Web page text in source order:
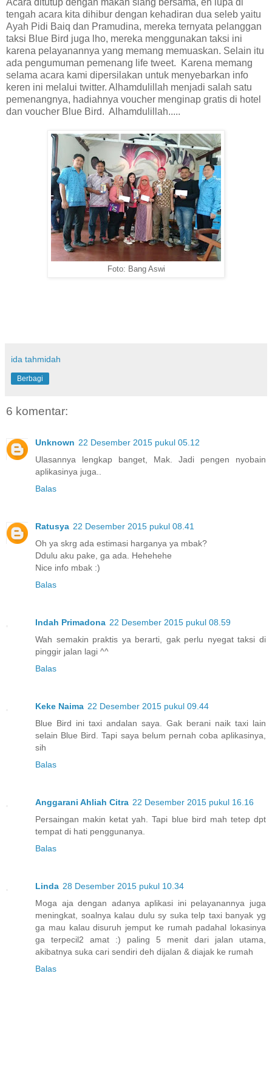
tengah acara kita dihibur dengan kehadiran dua seleb yaitu
Ayah Pidi Baiq dan Pramudina, mereka ternyata pelanggan
taksi Blue Bird juga lho, mereka menggunakan taksi ini
karena pelayanannya yang memang memuaskan. Selain itu
ada pengumuman pemenang life tweet. Karena memang
selama acara kami dipersilakan untuk menyebarkan info
keren ini melalui twitter. Alhamdulillah menjadi salah satu
pemenangnya, hadiahnya voucher menginap gratis di hotel
dan voucher Blue Bird. Alhamdulillah.....
Foto: Bang Aswi
ida tahmidah
Berbagi
6 komentar:
Unknown 22 Desember 2015 pukul 05.12
Ulasannya lengkap banget, Mak. Jadi pengen nyobain
aplikasinya juga..
Balas
Ratusya 22 Desember 2015 pukul 08.41
Oh ya skrg ada estimasi harganya ya mbak?
Ddulu aku pake, ga ada. Hehehehe
Nice info mbak :)
Balas
Indah Primadona 22 Desember 2015 pukul 08.59
Wah semakin praktis ya berarti, gak perlu nyegat taksi di
pinggir jalan lagi ^^
Balas
Keke Naima 22 Desember 2015 pukul 09.44
Blue Bird ini taxi andalan saya. Gak berani naik taxi lain
selain Blue Bird. Tapi saya belum pernah coba aplikasinya,
sih
Balas
Anggarani Ahliah Citra 22 Desember 2015 pukul 16.16
Persaingan makin ketat yah. Tapi blue bird mah tetep dpt
tempat di hati penggunanya.
Balas
Linda 28 Desember 2015 pukul 10.34
Moga aja dengan adanya aplikasi ini pelayanannya juga
meningkat, soalnya kalau dulu sy suka telp taxi banyak yg
ga mau kalau disuruh jemput ke rumah padahal lokasinya
ga terpecil2 amat :) paling 5 menit dari jalan utama,
akibatnya suka cari sendiri deh dijalan & diajak ke rumah
Balas